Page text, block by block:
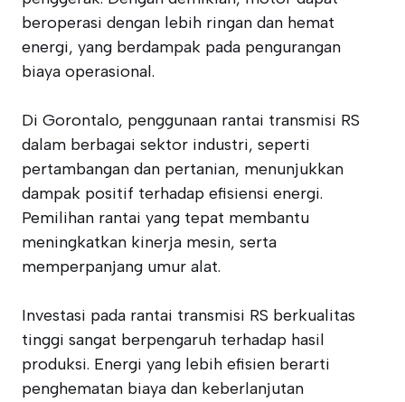
beroperasi dengan lebih ringan dan hemat
energi, yang berdampak pada pengurangan
biaya operasional.
Di Gorontalo, penggunaan rantai transmisi RS
dalam berbagai sektor industri, seperti
pertambangan dan pertanian, menunjukkan
dampak positif terhadap efisiensi energi.
Pemilihan rantai yang tepat membantu
meningkatkan kinerja mesin, serta
memperpanjang umur alat.
Investasi pada rantai transmisi RS berkualitas
tinggi sangat berpengaruh terhadap hasil
produksi. Energi yang lebih efisien berarti
penghematan biaya dan keberlanjutan